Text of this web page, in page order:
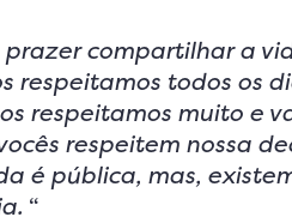
prazer compartilhar a
respeitamos todos os
respeitamos muito e
respeitem nossa
é pública, mas,
“